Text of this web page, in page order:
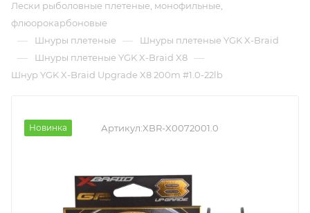
Лески рыболовные плетеные, монофильные,
флюорокарбоновые
— Шнуры плетеные — Шнуры плетеные YGK X-Braid
— Шнуры плетеные YGK X-Braid X8 —
Шнур YGK X-Braid Upgrade X8 200m #1.0-22lb
Новинка Артикул:XBR-X0072001.0